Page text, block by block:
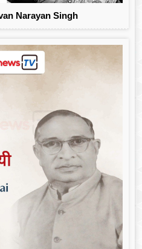
Narayan Singh